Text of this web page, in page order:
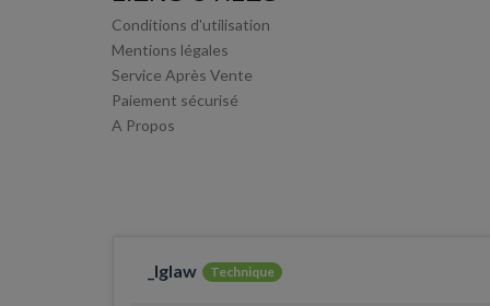
Conditions d'utilisation
Mentions légales
Service Après Vente
Paiement sécurisé
A Propos
_lglaw Technique